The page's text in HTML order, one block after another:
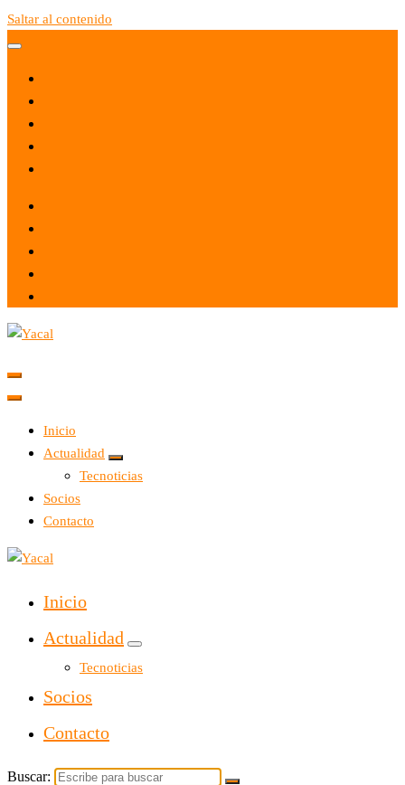
Saltar al contenido
Yacal micro hosting
Inicio
Actualidad
Tecnoticias
Socios
Contacto
Yacal micro hosting
Inicio
Actualidad
Tecnoticias
Socios
Contacto
Buscar: